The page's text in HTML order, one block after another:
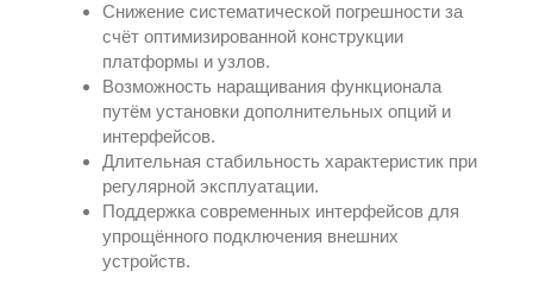
Снижение систематической погрешности за
счёт оптимизированной конструкции
платформы и узлов.
Возможность наращивания функционала
путём установки дополнительных опций и
интерфейсов.
Длительная стабильность характеристик при
регулярной эксплуатации.
Поддержка современных интерфейсов для
упрощённого подключения внешних
устройств.